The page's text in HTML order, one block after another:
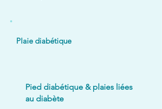
Plaie diabétique
Pied diabétique & plaies liées
au diabète